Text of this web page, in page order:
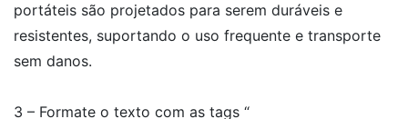
portáteis são projetados para serem duráveis e
resistentes, suportando o uso frequente e transporte
sem danos.
3 – Formate o texto com as tags “